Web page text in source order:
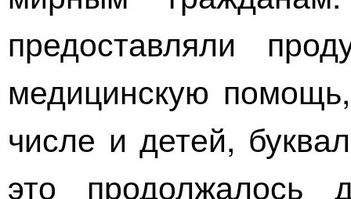
предоставляли
медицинскую
числе и детей,
это продолжалось